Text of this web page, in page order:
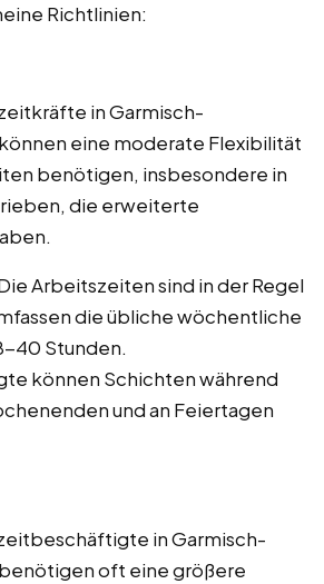
Richtlinien:
in Garmisch-
eine moderate Flexibilität
benötigen, insbesondere in
die erweiterte
Arbeitszeiten sind in der Regel
die übliche wöchentliche
40 Stunden.
können Schichten während
und an Feiertagen
in Garmisch-
oft eine größere